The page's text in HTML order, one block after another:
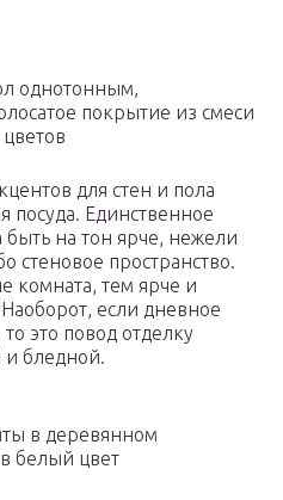
однотонным,
покрытие из смеси
для стен и пола
посуда. Единственное
на тон ярче, нежели
стеновое пространство.
комната, тем ярче и
если дневное
это повод отделку
и бледной.
в деревянном
белый цвет